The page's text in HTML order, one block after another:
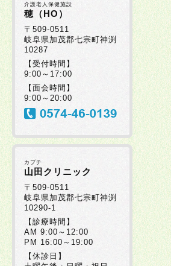
介護老人保健施設
穂（HO）
〒509-0511
岐阜県加茂郡七宗町神渕
10287
【受付時間】
9:00～17:00
【面会時間】
9:00～20:00
カブチ
山田クリニック
〒509-0511
岐阜県加茂郡七宗町神渕
10290-1
【診療時間】
AM 9:00～12:00
PM 16:00～19:00
【休診日】